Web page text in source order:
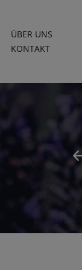
ÜBER UNS
KONTAKT